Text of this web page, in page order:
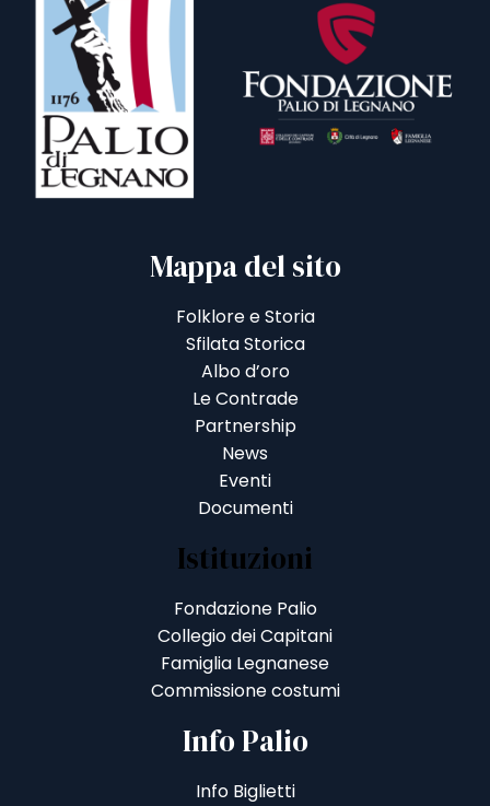
Mappa del sito
Folklore e Storia
Sfilata Storica
Albo d’oro
Le Contrade
Partnership
News
Eventi
Documenti
Istituzioni
Fondazione Palio
Collegio dei Capitani
Famiglia Legnanese
Commissione costumi
Info Palio
Info Biglietti